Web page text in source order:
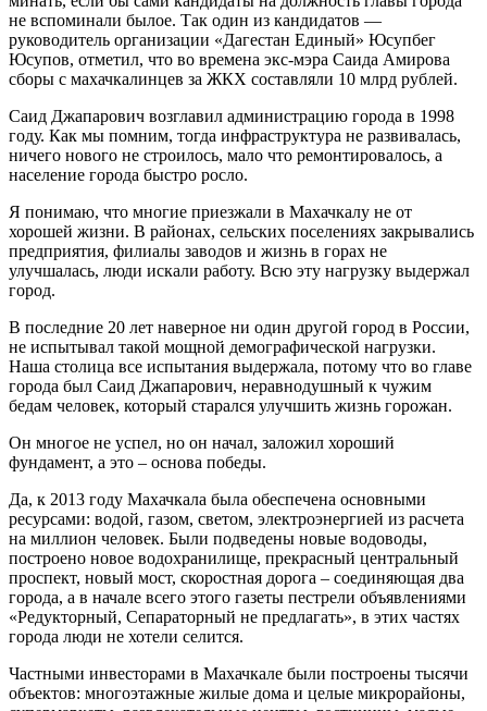
не вспоминали былое. Так один из кандидатов —
руководитель организации «Даге­стан Единый» Юсупбег
Юсупов, отметил, что во времена экс-мэра Саида Амирова
сборы с ма­хачкалинцев за ЖКХ составляли 10 млрд рублей.
Саид Джапарович возглавил администрацию города в 1998
году. Как мы помним, тогда инфра­структура не развивалась,
ничего нового не стро­илось, мало что ремонтировалось, а
население города быстро росло.
Я понимаю, что многие приезжали в Махач­калу не от
хорошей жизни. В районах, сельских поселениях закрывались
предприятия, филиалы заводов и жизнь в горах не
улучшалась, люди ис­кали работу. Всю эту нагрузку выдержал
город.
В последние 20 лет наверное ни один другой город в России,
не испытывал такой мощной демографической нагрузки.
Наша столица все испытания выдержала, потому что во главе
горо­да был Саид Джапарович, неравнодушный к чу­жим
бедам человек, который старался улучшить жизнь горожан.
Он многое не успел, но он начал, заложил хо­роший
фундамент, а это – основа победы.
Да, к 2013 году Махачкала была обеспечена основными
ресурсами: водой, газом, светом, электроэнергией из расчета
на миллион человек. Были подведены новые водоводы,
построено но­вое водохранилище, прекрасный центральный
проспект, новый мост, скоростная дорога – со­единяющая два
города, а в начале всего этого газеты пестрели объявлениями
«Редукторный, Сепараторный не предлагать», в этих частях
го­рода люди не хотели селится.
Частными инвесторами в Махачкале были по­строены тысячи
объектов: многоэтажные жилые дома и целые микрорайоны,